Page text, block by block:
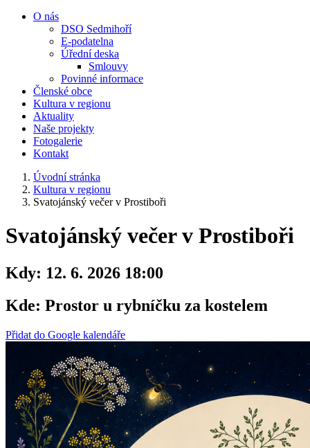
O nás
DSO Sedmihoří
E-podatelna
Úřední deska
Smlouvy
Povinné informace
Členské obce
Kultura v regionu
Aktuality
Naše projekty
Fotogalerie
Kontakt
Úvodní stránka
Kultura v regionu
Svatojánský večer v Prostiboři
Svatojánský večer v Prostiboři
Kdy: 12. 6. 2026 18:00
Kde: Prostor u rybníčku za kostelem
Přidat do Google kalendáře